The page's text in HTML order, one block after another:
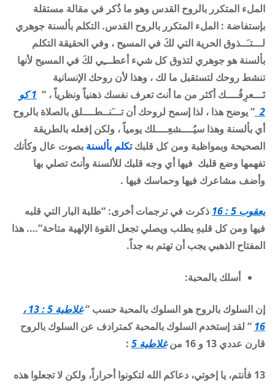
الملء المتكرر بالروح القدس وهو ما ذُكر في مقالة مستقلة
بإستفاضة : الملء المتكرر بالروح القدس. التكلم بألسنة جوهري
لـــتـَــذوق الحرية التي لكَ في المسيح ، وفي الحقيقة التكلم
بألسنة هو جوهري لتذوق كل شيء أعطـــِي لكَ في المسيح لأنها
تنشط روحك لتستقبل ما لك ، وهذا لأن روحك الإنسانية
تَـــعرِفُــــك أكثر من ما أنتَ تعرف نفسك ذهنياً ونظرياً ، ”
1 كو
2 ” يوضح هذا ، لذا إسمح لروحك أن تـــَنــطــــلق بالصلاة بالروح
أي بألسنة وهذا سيُــــشعِــــلك يومياً ، ولكن إفعله بالطريقة
الصحيحة وبمواظبة ومن كل قلبكتكلم بألسنة بصوت عال وكأنك
تفهمها وضع قلبك فيها أي وجه قلبك للألسنة وأنتَ تصلي بها
وأضف مشاعرك فيها وحماسك فيها .
يعقوب 5 : 16
ذكرت في ترجمات أخرى: “طلبة البار التي قلبه
فيها ومن كل قلبهِ يطلب ويصلي تجعل القوة الإلهية متاحة”…. هذا
المفتاح الذهبي يجب أن تهتم به جداً.
أسلك بالمحبة:
إن السلوك بالروح هو السلوك بالمحبة حسب ”
غلاطية 5 : 13 ،
16 ” لقد إستخدم السلوك بالمحبة كمترادف عن السلوك بالروح
قارن عددي 13 و 16 من
غلاطية 5 :
13 فأنتم، يا إخوتي، دعاكم الله لتكونوا أحراراً، ولكن لا تجعلوا هذه